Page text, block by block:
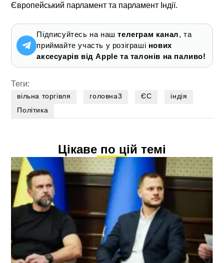
Європейський парламент та парламент Індії.
Підписуйтесь на наштелеграм канал, та
приймайте участь у розіграші нових
аксесуарів від Apple та талонів на паливо!
Теги:
вільна торгівля головна3 ЄС
індія
Політика
Цікаве по цій темі